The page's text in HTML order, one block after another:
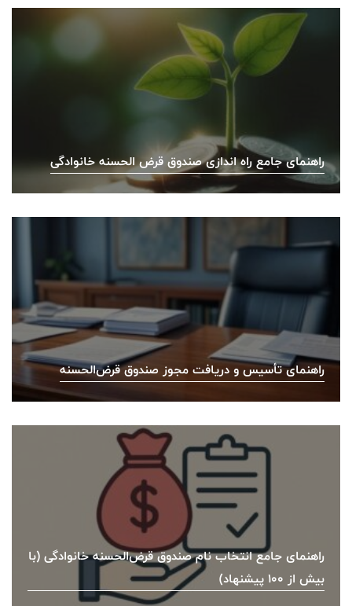
راهنمای جامع راه اندازی صندوق قرض الحسنه خانوادگی
راهنمای تأسیس و دریافت مجوز صندوق قرض‌الحسنه
راهنمای جامع انتخاب نام صندوق قرض‌الحسنه خانوادگی (با
بیش از ۱۰۰ پیشنهاد)